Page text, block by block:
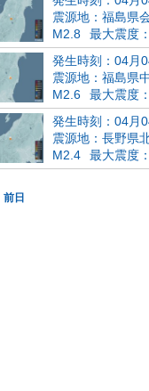
震源地：福島県
M2.8
最大震度
発生時刻：04月
震源地：福島県
M2.6
最大震度
発生時刻：04月
震源地：長野県
M2.4
最大震度
前日